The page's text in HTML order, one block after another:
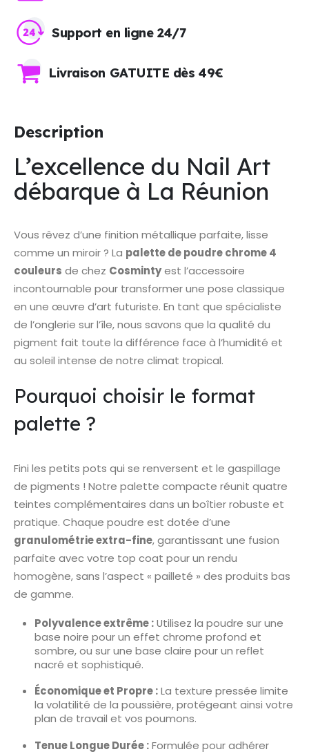
Support en ligne 24/7
Livraison GATUITE dès 49€
Description
L’excellence du Nail Art
débarque à La Réunion
Vous rêvez d’une finition métallique parfaite, lisse
comme un miroir ? La palette de poudre chrome 4
couleurs de chez Cosmintyest l’accessoire
incontournable pour transformer une pose classique
en une œuvre d’art futuriste. En tant que spécialiste
de l’onglerie sur l’île, nous savons que la qualité du
pigment fait toute la différence face à l’humidité et
au soleil intense de notre climat tropical.
Pourquoi choisir le format
palette ?
Fini les petits pots qui se renversent et le gaspillage
de pigments ! Notre palette compacte réunit quatre
teintes complémentaires dans un boîtier robuste et
pratique. Chaque poudre est dotée d’une
granulométrie extra-fine, garantissant une fusion
parfaite avec votre top coat pour un rendu
homogène, sans l’aspect « pailleté » des produits bas
de gamme.
Polyvalence extrême :Utilisez la poudre sur une
base noire pour un effet chrome profond et
sombre, ou sur une base claire pour un reflet
nacré et sophistiqué.
Économique et Propre :La texture pressée limite
la volatilité de la poussière, protégeant ainsi votre
plan de travail et vos poumons.
Tenue Longue Durée :Formulée pour adhérer